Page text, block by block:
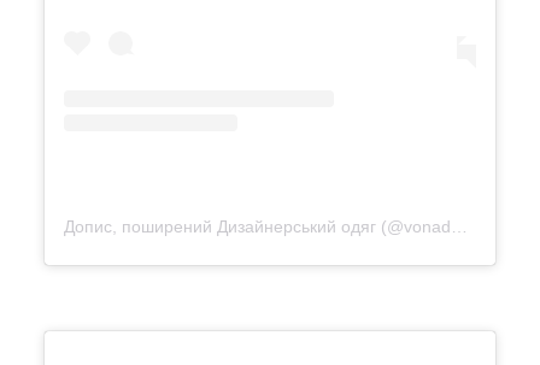
Допис, поширений Дизайнерський одяг (@vonadmytra_videotour)